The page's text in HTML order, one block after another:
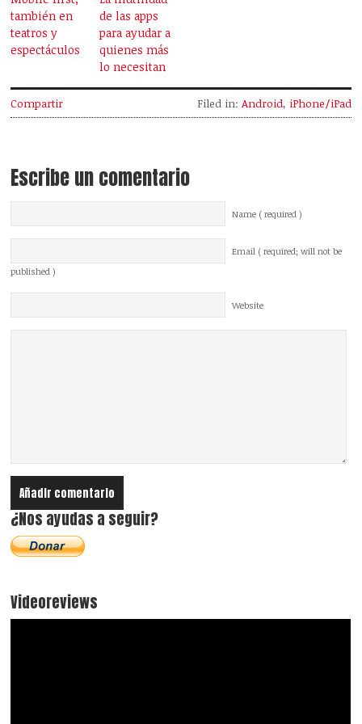
también en
teatros y
espectáculos
de las apps
para ayudar a
quienes más
lo necesitan
Compartir Filed in: Android, iPhone/iPad
Escribe un comentario
Name ( required )
Email ( required; will not be
published )
Website
¿Nos ayudas a seguir?
Videoreviews